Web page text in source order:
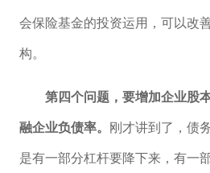
会保险基金的投资运用，可以改
构。
第四个问题，要增加企业股
融企业负债率。 刚才讲到了，债
是有一部分杠杆要降下来，有一